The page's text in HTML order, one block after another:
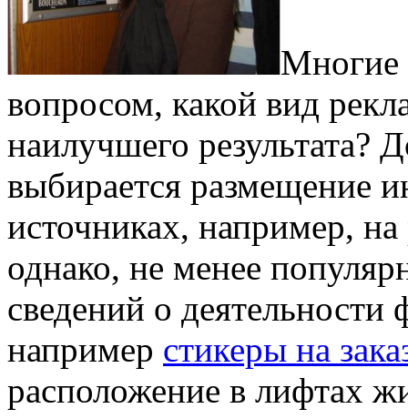
Многие
вопросом, какой вид
наилучшего результата?
выбирается размещение
источниках, например,
однако, не менее
сведений о деятельности
например стикеры на
расположение в лифтах